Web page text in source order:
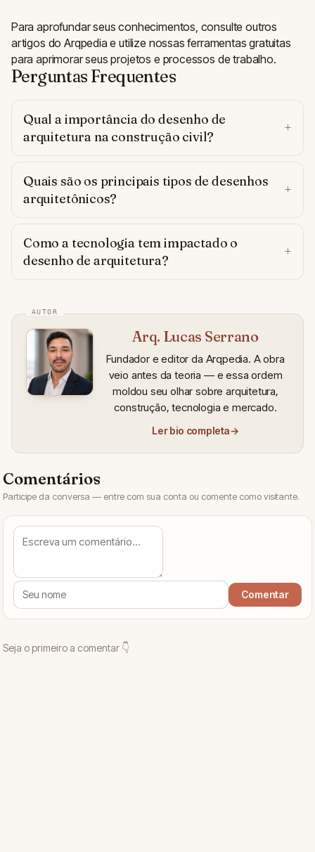
Para aprofundar seus conhecimentos, consulte outros
artigos do Arqpedia e utilize nossas ferramentas gratuitas
para aprimorar seus projetos e processos de trabalho.
Perguntas Frequentes
Qual a importância do desenho de
arquitetura na construção civil?
Quais são os principais tipos de desenhos
arquitetônicos?
Como a tecnologia tem impactado o
desenho de arquitetura?
Arq. Lucas Serrano
Fundador e editor da Arqpedia. A obra
veio antes da teoria — e essa ordem
moldou seu olhar sobre arquitetura,
construção, tecnologia e mercado.
Ler bio completa→